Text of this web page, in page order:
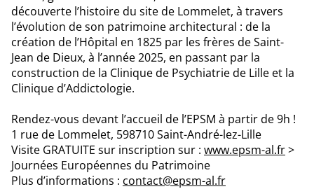
découverte l’histoire du site de Lommelet, à travers
l’évolution de son patrimoine architectural : de la
création de l’Hôpital en 1825 par les frères de Saint-
Jean de Dieux, à l’année 2025, en passant par la
construction de la Clinique de Psychiatrie de Lille et la
Clinique d’Addictologie.
Rendez-vous devant l’accueil de l’EPSM à partir de 9h !
1 rue de Lommelet, 598710 Saint-André-lez-Lille
Visite GRATUITE sur inscription sur : www.epsm-al.fr>
Journées Européennes du Patrimoine
Plus d’informations : contact@epsm-al.fr